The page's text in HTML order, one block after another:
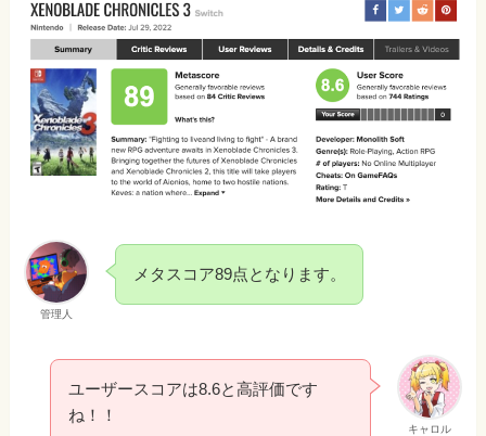
管理人
メタスコア89点となります。
キャロル
ユーザースコアは8.6と高評価です
ね！！